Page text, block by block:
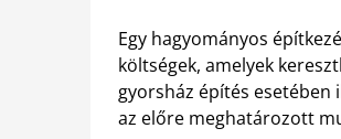
Egy hagyományos
költségek, amelyek
gyorsház építés esetében
az előre meghatározott